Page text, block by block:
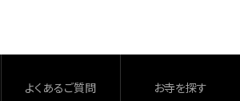
よくあるご質問 お寺を探す